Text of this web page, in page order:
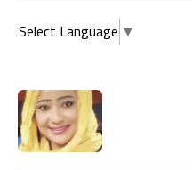
Select Language ▼